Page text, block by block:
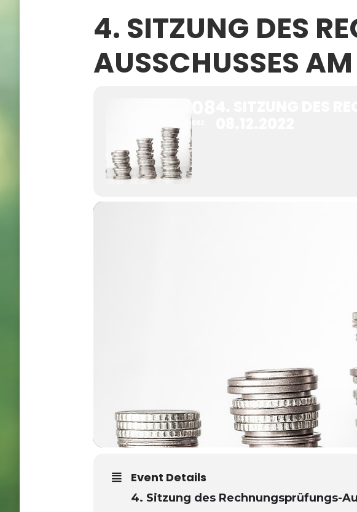
4. SITZUNG DES
AUSSCHUSSES
Event Details
4. Sitzung des Rechnungsprüfungs-